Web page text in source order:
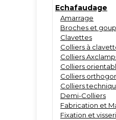
Echafaudage
Amarrage
Broches et
Clavettes
Colliers à
Colliers
Colliers
Colliers
Colliers
Demi-Colliers
Fabrication et
Fixation et